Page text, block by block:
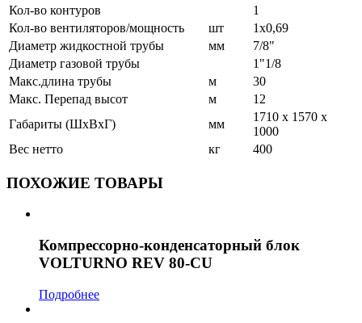
Кол-во контуров
1
Кол-во вентиляторов/мощность
шт
1x0,69
Диаметр жидкостной трубы
мм
7/8"
Диаметр газовой трубы
1"1/8
Макс.длина трубы
м
30
Макс. Перепад высот
м
12
Габариты (ШхВхГ)
мм
1710 x 1570 x
1000
Вес нетто
кг 400
ПОХОЖИЕ ТОВАРЫ
Компрессорно-конденсаторный блок
VOLTURNO REV 80-CU
Подробнее